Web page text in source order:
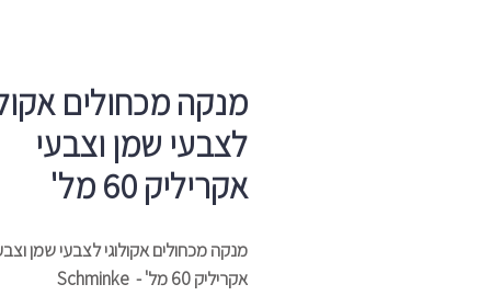
מנקה מכחולים
לצבעי שמן וצבעי
אקריליק 60 מל'
מנקה מכחולים אקולוגי לצבעי שמן
אקריליק 60 מל' - Schminke